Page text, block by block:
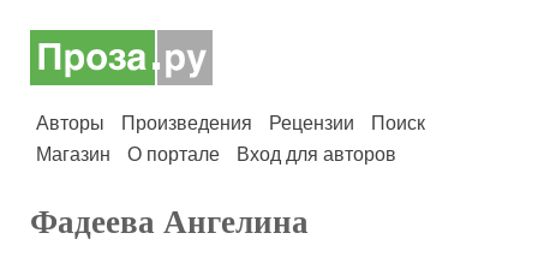
Авторы Произведения Рецензии
Поиск
Магазин
О портале Вход для авторов
Фадеева Ангелина